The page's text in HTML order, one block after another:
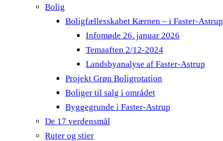
Bolig
Boligfællesskabet Kærnen – i Faster-Astrup
Infomøde 26. januar 2026
Temaaften 2/12-2024
Landsbyanalyse af Faster-Astrup
Projekt Grøn Boligrotation
Boliger til salg i området
Byggegrunde i Faster-Astrup
De 17 verdensmål
Ruter og stier